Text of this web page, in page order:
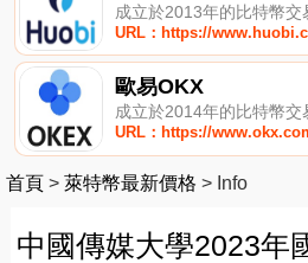
成立於2013年的比特幣交
URL：https://
歐易OKX
成立於2014年的比特幣交
URL：https://
首頁 > 萊特幣最新價格 > Info
中國傳媒大學2023年